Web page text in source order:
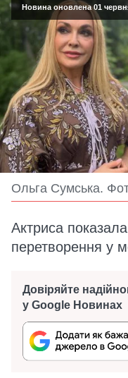
Новина оновлена 01
Ольга Сумська.
Актриса
перетворення у
Довіряйте
у Google Новинах